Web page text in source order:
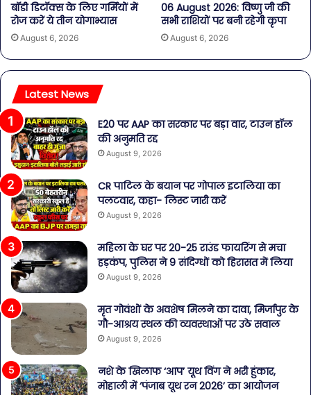
बॉडी डिटॉक्स के लिए गर्मियों में
रोज करें ये तीन योगाभ्यास
August 6, 2026
06 August 2026: विष्णु जी की
सभी राशियों पर बनी रहेगी कृपा
August 6, 2026
Latest News
E20 पर AAP का सरकार पर बड़ा वार, टाउन हॉल
की अनुमति रद्द
August 9, 2026
CR पाटिल के बयान पर गोपाल इटालिया का
पलटवार, कहा- लिस्ट जारी करें
August 9, 2026
महिला के घर पर 20-25 राउंड फायरिंग से मचा
हड़कंप, पुलिस ने 9 संदिग्धों को हिरासत में लिया
August 9, 2026
मृत गोवंशों के अवशेष मिलने का दावा, मिर्जापुर के
गौ-आश्रय स्थल की व्यवस्थाओं पर उठे सवाल
August 9, 2026
नशे के खिलाफ ‘आप’ यूथ विंग ने भरी हुंकार,
मोहाली में ‘पंजाब यूथ रन 2026’ का आयोजन